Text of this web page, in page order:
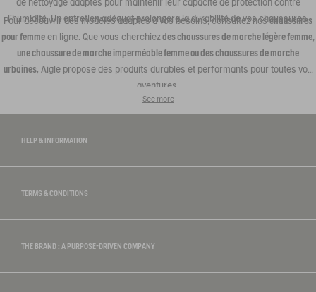
de nettoyage adaptés pour maintenir leur capacité de protection contre
l’humidité. Un entretien adéquat prolongera la durabilité de vos chaussures.
Pour découvrir des modèles adaptés à vos besoins, consultez noschaussures
pour femme en ligne. Que vous cherchiezdes chaussures de marche légère femme,
une chaussure de marche imperméable femme ou des chaussures de marche
urbaines, Aigle propose des produits durables et performants pour toutes vos
aventures.
See more
HELP & INFORMATION
TERMS & CONDITIONS
THE BRAND : A PURPOSE-DRIVEN COMPANY